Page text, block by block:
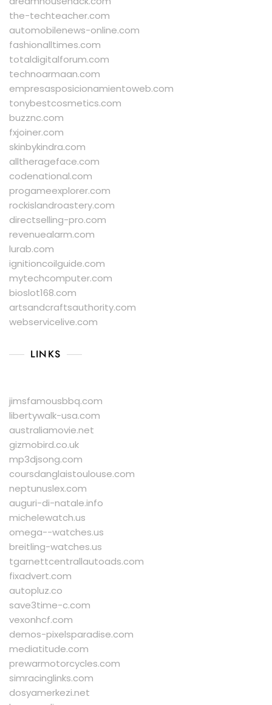
the-techteacher.com
automobilenews-online.com
fashionalltimes.com
totaldigitalforum.com
technoarmaan.com
empresasposicionamientoweb.com
tonybestcosmetics.com
buzznc.com
fxjoiner.com
skinbykindra.com
alltherageface.com
codenational.com
progameexplorer.com
rockislandroastery.com
directselling-pro.com
revenuealarm.com
lurab.com
ignitioncoilguide.com
mytechcomputer.com
bioslot168.com
artsandcraftsauthority.com
webservicelive.com
LINKS
jimsfamousbbq.com
libertywalk-usa.com
australiamovie.net
gizmobird.co.uk
mp3djsong.com
coursdanglaistoulouse.com
neptunuslex.com
auguri-di-natale.info
michelewatch.us
omega--watches.us
breitling-watches.us
tgarnettcentrallautoads.com
fixadvert.com
autopluz.co
save3time-c.com
vexonhcf.com
demos-pixelsparadise.com
mediatitude.com
prewarmotorcycles.com
simracinglinks.com
dosyamerkezi.net